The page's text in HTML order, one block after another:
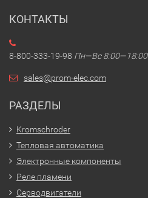
КОНТАКТЫ
8-800-333-19-98 Пн—Вс 8:00—18:00
sales@prom-elec.com
РАЗДЕЛЫ
Kromschroder
Тепловая автоматика
Электронные компоненты
Реле пламени
Серводвигатели